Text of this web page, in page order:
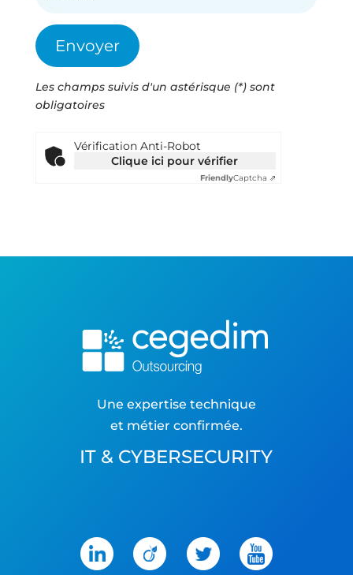
Les champs suivis d'un astérisque (*) sont
obligatoires
Vérification Anti-Robot
Clique ici pour vérifier
FriendlyCaptcha ⇗
Une expertise technique
et métier confirmée.
IT & CYBERSECURITY